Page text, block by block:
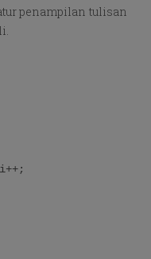
penampilan tulisan